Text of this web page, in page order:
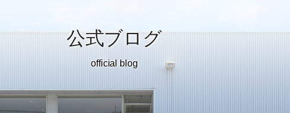
公式ブログ
official blog